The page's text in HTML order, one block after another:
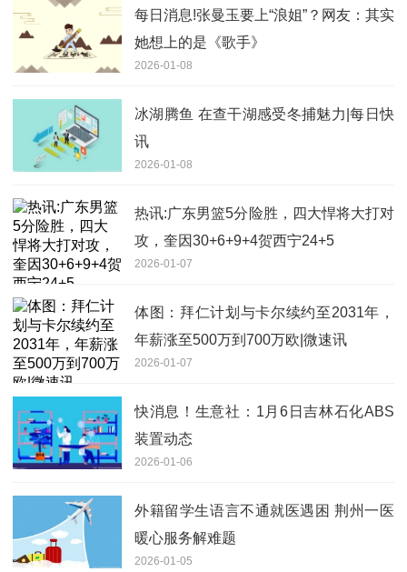
每日消息!张曼玉要上“浪姐”？网友：其实
她想上的是《歌手》
2026-01-08
冰湖腾鱼 在查干湖感受冬捕魅力|每日快
讯
2026-01-08
热讯:广东男篮5分险胜，四大悍将大打对
攻，奎因30+6+9+4贺西宁24+5
2026-01-07
体图：拜仁计划与卡尔续约至2031年，
年薪涨至500万到700万欧|微速讯
2026-01-07
快消息！生意社：1月6日吉林石化ABS
装置动态
2026-01-06
外籍留学生语言不通就医遇困 荆州一医
暖心服务解难题
2026-01-05